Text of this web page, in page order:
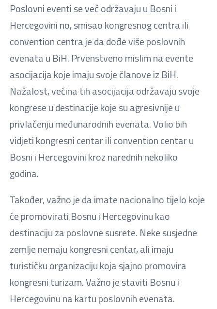
Poslovni eventi se već održavaju u Bosni i
Hercegovini no, smisao kongresnog centra ili
convention centra je da dođe više poslovnih
evenata u BiH. Prvenstveno mislim na evente
asocijacija koje imaju svoje članove iz BiH.
Nažalost, većina tih asocijacija održavaju svoje
kongrese u destinacije koje su agresivnije u
privlačenju međunarodnih evenata. Volio bih
vidjeti kongresni centar ili convention centar u
Bosni i Hercegovini kroz narednih nekoliko
godina.
Također, važno je da imate nacionalno tijelo koje
će promovirati Bosnu i Hercegovinu kao
destinaciju za poslovne susrete. Neke susjedne
zemlje nemaju kongresni centar, ali imaju
turističku organizaciju koja sjajno promovira
kongresni turizam. Važno je staviti Bosnu i
Hercegovinu na kartu poslovnih evenata.